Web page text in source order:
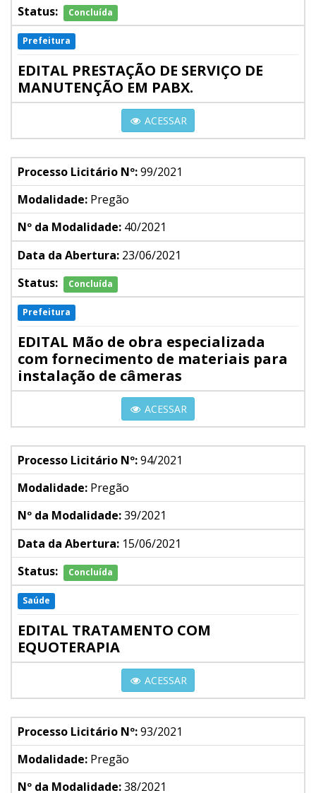
Status: Concluída
Prefeitura
EDITAL PRESTAÇÃO DE SERVIÇO DE
MANUTENÇÃO EM PABX.
ACESSAR
Processo Licitário Nº:99/2021
Modalidade: Pregão
Nº da Modalidade: 40/2021
Data da Abertura: 23/06/2021
Status:
Concluída
Prefeitura
EDITAL Mão de obra especializada
com fornecimento de materiais para
instalação de câmeras
ACESSAR
Processo Licitário Nº:94/2021
Modalidade: Pregão
Nº da Modalidade:39/2021
Data da Abertura: 15/06/2021
Status:
Concluída
Saúde
EDITAL TRATAMENTO COM
EQUOTERAPIA
ACESSAR
Processo Licitário Nº:93/2021
Modalidade: Pregão
Nº da Modalidade:38/2021